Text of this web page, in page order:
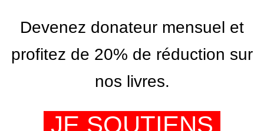
Devenez donateur mensuel et
profitez de 20% de réduction sur
nos livres.
JE SOUTIENS